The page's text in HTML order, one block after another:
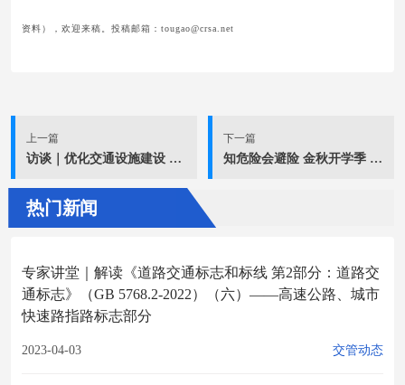
资料），欢迎来稿。投稿邮箱：tougao@crsa.net
上一篇
访谈｜优化交通设施建设 提升国省道安全指数
下一篇
知危险会避险 金秋开学季 全国“交通安全大篷车”走进河南登封 | 预告
热门新闻
专家讲堂｜解读《道路交通标志和标线 第2部分：道路交
通标志》（GB 5768.2-2022）（六）——高速公路、城市
快速路指路标志部分
2023-04-03 交管动态